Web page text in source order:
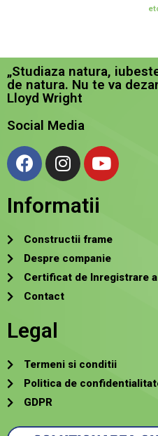
„Studiaza natura,
de natura. Nu te va
Lloyd Wright
Social Media
Informatii
Constructii frame
Despre companie
Certificat de Inregistrare
Contact
Legal
Termeni si conditii
Politica de
GDPR